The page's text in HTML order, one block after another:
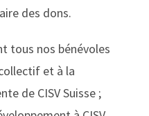
des dons.
tous nos bénévoles
et à la
de CISV Suisse ;